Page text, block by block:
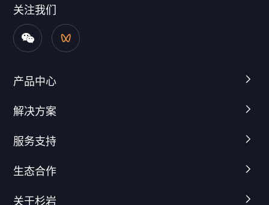
关注我们
产品中心
解决方案
服务支持
生态合作
关于杉岩